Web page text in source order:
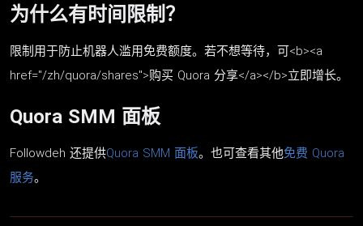
为什么有时间限制？
限制用于防止机器人滥用免费额度。若不想等待，可<b><a
href="/zh/quora/shares">购买 Quora 分享</a></b>立即增长。
Quora SMM 面板
Followdeh 还提供Quora SMM 面板。也可查看其他免费 Quora
服务。